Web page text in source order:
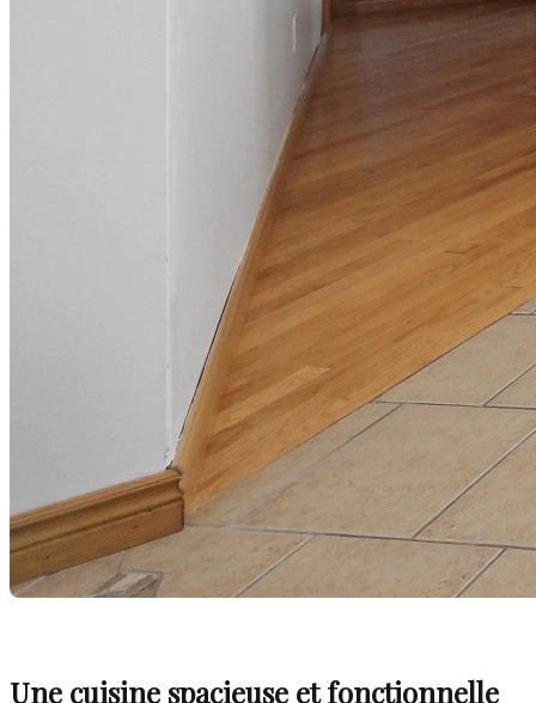
Une cuisine spacieuse et fonctionnelle